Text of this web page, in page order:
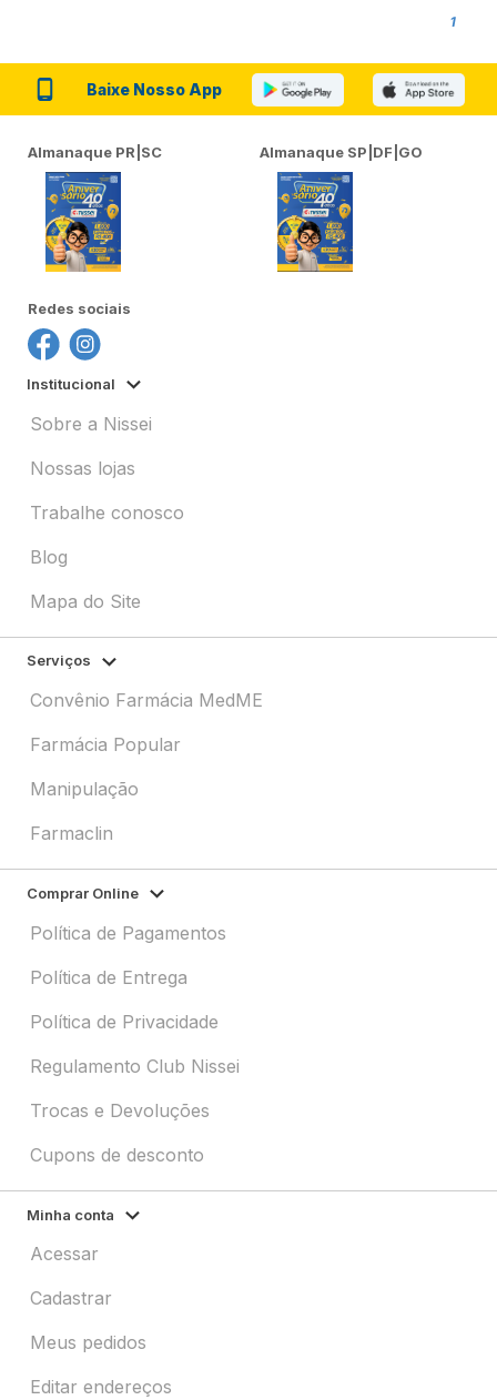
1
Baixe Nosso App
Almanaque PR|SC Almanaque SP|DF|GO
Redes sociais
Institucional
Sobre a Nissei
Nossas lojas
Trabalhe conosco
Blog
Mapa do Site
Serviços
Convênio Farmácia MedME
Farmácia Popular
Manipulação
Farmaclin
Comprar Online
Política de Pagamentos
Política de Entrega
Política de Privacidade
Regulamento Club Nissei
Trocas e Devoluções
Cupons de desconto
Minha conta
Acessar
Cadastrar
Meus pedidos
Editar endereços